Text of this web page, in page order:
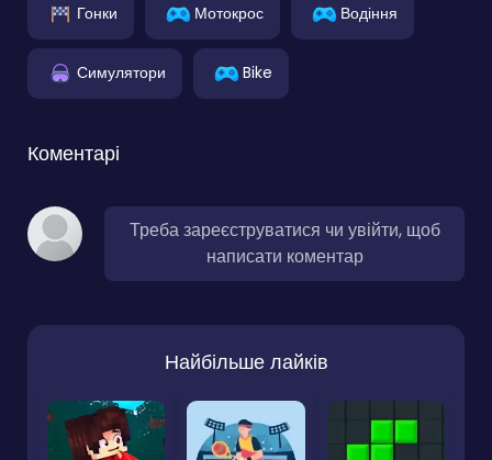
Гонки Мотокрос Водіння
Симулятори Bike
Коментарі
Треба зареєструватися чи увійти, щоб
написати коментар
Найбільше лайків